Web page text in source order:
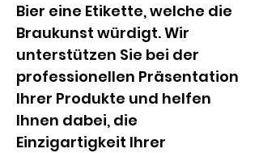
Bier eine Etikette, welche die
Braukunst würdigt. Wir
unterstützen Sie bei der
professionellen Präsentation
Ihrer Produkte und helfen
Ihnen dabei, die
Einzigartigkeit Ihrer